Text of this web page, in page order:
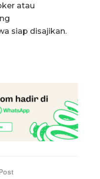
atau
siap disajikan.